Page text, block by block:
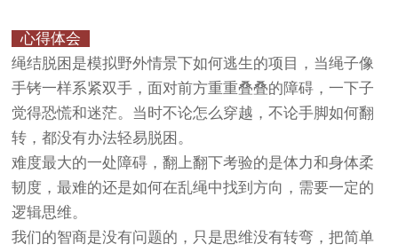
心得体会
绳结脱困是模拟野外情景下如何逃生的项目，当绳子像
手铐一样系紧双手，面对前方重重叠叠的障碍，一下子
觉得恐慌和迷茫。当时不论怎么穿越，不论手脚如何翻
转，都没有办法轻易脱困。
难度最大的一处障碍，翻上翻下考验的是体力和身体柔
韧度，最难的还是如何在乱绳中找到方向，需要一定的
逻辑思维。
我们的智商是没有问题的，只是思维没有转弯，把简单